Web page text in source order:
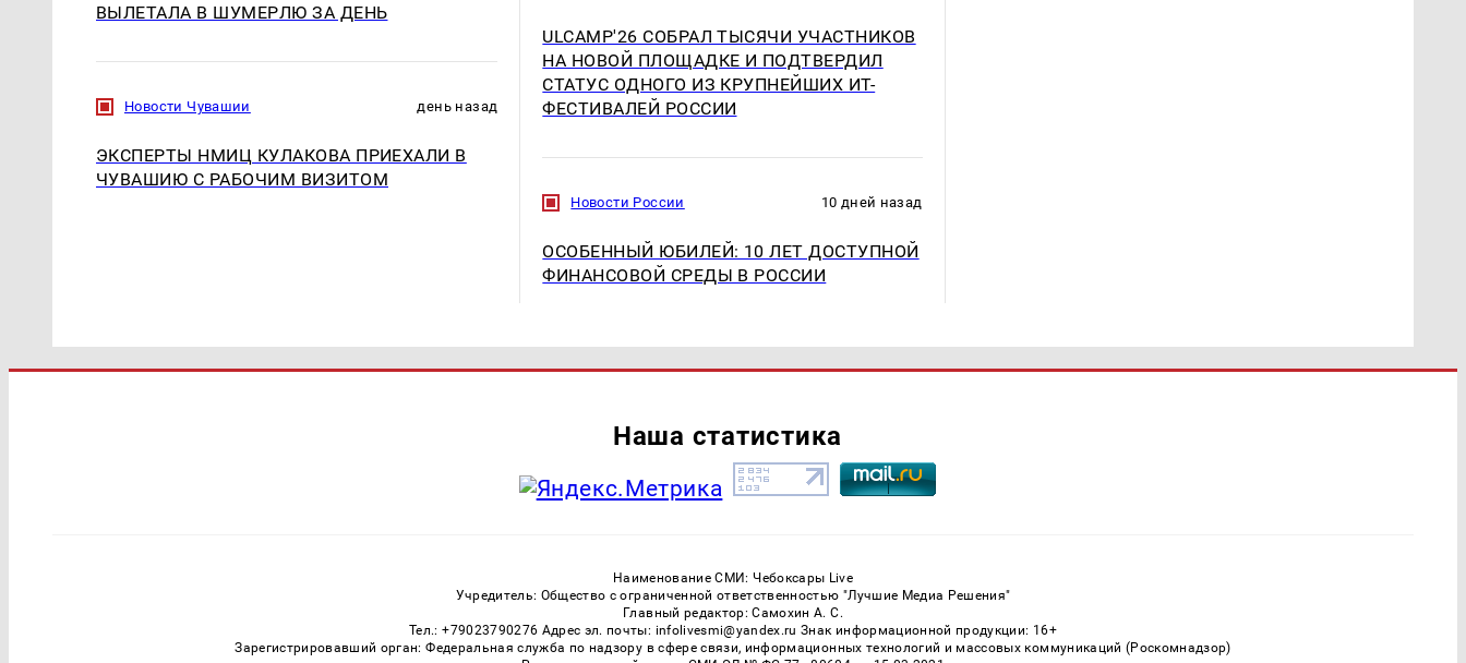
ВЫЛЕТАЛА В ШУМЕРЛЮ ЗА ДЕНЬ
Новости Чувашии день назад
ЭКСПЕРТЫ НМИЦ КУЛАКОВА ПРИЕХАЛИ В
ЧУВАШИЮ С РАБОЧИМ ВИЗИТОМ
ULCAMP'26 СОБРАЛ ТЫСЯЧИ УЧАСТНИКОВ
НА НОВОЙ ПЛОЩАДКЕ И ПОДТВЕРДИЛ
СТАТУС ОДНОГО ИЗ КРУПНЕЙШИХ ИТ-
ФЕСТИВАЛЕЙ РОССИИ
Новости России 10 дней назад
ОСОБЕННЫЙ ЮБИЛЕЙ: 10 ЛЕТ ДОСТУПНОЙ
ФИНАНСОВОЙ СРЕДЫ В РОССИИ
Наша статистика
Наименование СМИ: Чебоксары Live
Учредитель: Общество с ограниченной ответственностью "Лучшие Медиа Решения"
Главный редактор: Самохин А. С.
Тел.: +79023790276 Адрес эл. почты: infolivesmi@yandex.ru Знак информационной продукции: 16+
Зарегистрировавший орган: Федеральная служба по надзору в сфере связи, информационных технологий и массовых коммуникаций (Роскомнадзор)